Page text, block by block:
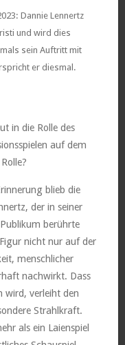
Dannie Lennertz
und wird dies
sein Auftritt mit
er diesmal.
in die Rolle des
auf dem
blieb die
der in seiner
berührte
nicht nur auf der
menschlicher
nachwirkt. Dass
wird, verleiht den
Strahlkraft.
als ein Laienspiel